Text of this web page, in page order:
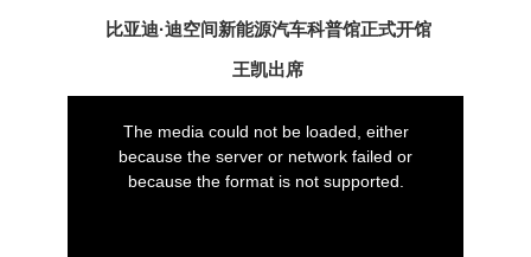
比亚迪·迪空间新能源汽车科普馆正式开馆
王凯出席